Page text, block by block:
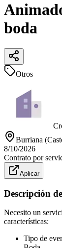
boda
Otros
Burriana
8/10/2026
Contrato por
Aplicar
Descripción
Necesito un
características:
Tipo de